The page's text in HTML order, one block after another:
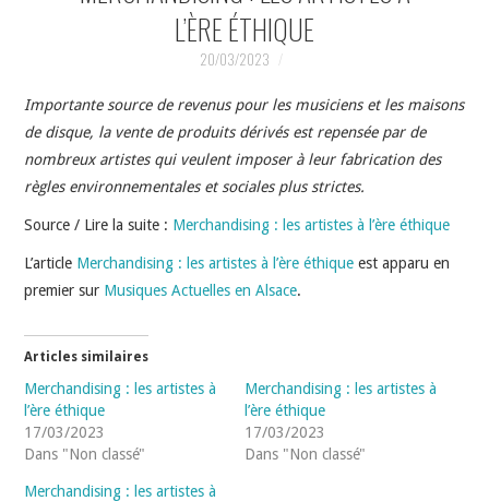
MUSIQUESACTUELLES.NET
GABBA GABBA HEY !
LES LABELS
INDÉPENDANTS
DOKO
L’ÈRE ÉTHIQUE
20/03/2023
Importante source de revenus pour les musiciens et les maisons
de disque, la vente de produits dérivés est repensée par de
nombreux artistes qui veulent imposer à leur fabrication des
règles environnementales et sociales plus strictes.
Source / Lire la suite : Merchandising : les artistes à l’ère éthique
L’article Merchandising : les artistes à l’ère éthique est apparu en
premier sur Musiques Actuelles en Alsace.
Articles similaires
Merchandising : les artistes à
l’ère éthique
17/03/2023
Dans "Non classé"
Merchandising : les artistes à
l’ère éthique
17/03/2023
Dans "Non classé"
Merchandising : les artistes à